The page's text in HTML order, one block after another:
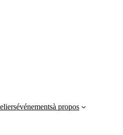
événementsà propos